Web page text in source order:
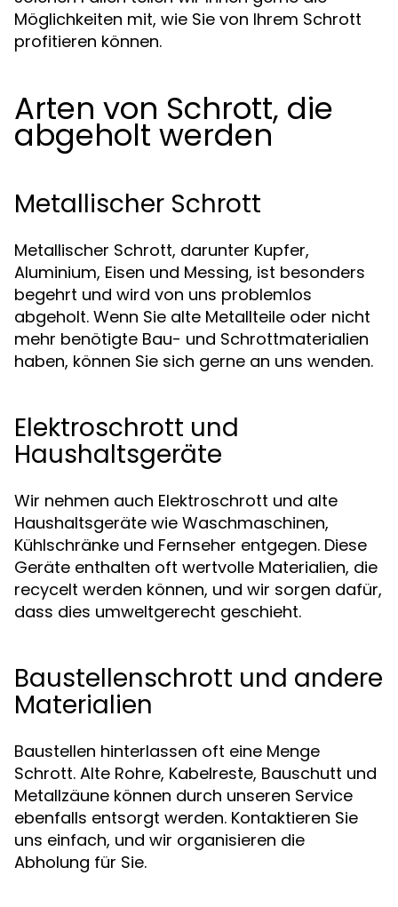
Möglichkeiten mit, wie Sie von Ihrem Schrott
profitieren können.
Arten von Schrott, die
abgeholt werden
Metallischer Schrott
Metallischer Schrott, darunter Kupfer,
Aluminium, Eisen und Messing, ist besonders
begehrt und wird von uns problemlos
abgeholt. Wenn Sie alte Metallteile oder nicht
mehr benötigte Bau- und Schrottmaterialien
haben, können Sie sich gerne an uns wenden.
Elektroschrott und
Haushaltsgeräte
Wir nehmen auch Elektroschrott und alte
Haushaltsgeräte wie Waschmaschinen,
Kühlschränke und Fernseher entgegen. Diese
Geräte enthalten oft wertvolle Materialien, die
recycelt werden können, und wir sorgen dafür,
dass dies umweltgerecht geschieht.
Baustellenschrott und andere
Materialien
Baustellen hinterlassen oft eine Menge
Schrott. Alte Rohre, Kabelreste, Bauschutt und
Metallzäune können durch unseren Service
ebenfalls entsorgt werden. Kontaktieren Sie
uns einfach, und wir organisieren die
Abholung für Sie.